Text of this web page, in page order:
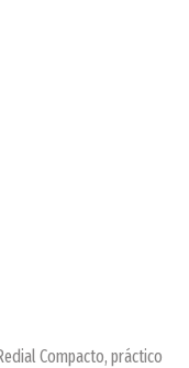
Compacto, práctico